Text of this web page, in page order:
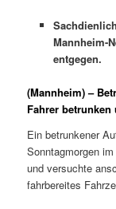
Mannheim-
entgegen.
(Mannheim) –
Fahrer
Ein betrunkener
Sonntagmorgen
und versuchte
fahrbereites